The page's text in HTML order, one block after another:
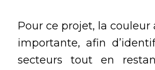
Pour ce projet, la couleur
importante, afin
secteurs tout en